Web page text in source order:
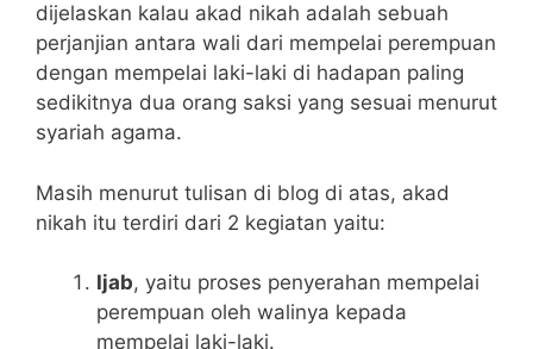
dijelaskan kalau akad nikah adalah sebuah
perjanjian antara wali dari mempelai perempuan
dengan mempelai laki-laki di hadapan paling
sedikitnya dua orang saksi yang sesuai menurut
syariah agama.
Masih menurut tulisan di blog di atas, akad
nikah itu terdiri dari 2 kegiatan yaitu:
Ijab, yaitu proses penyerahan mempelai
perempuan oleh walinya kepada
mempelai laki-laki.